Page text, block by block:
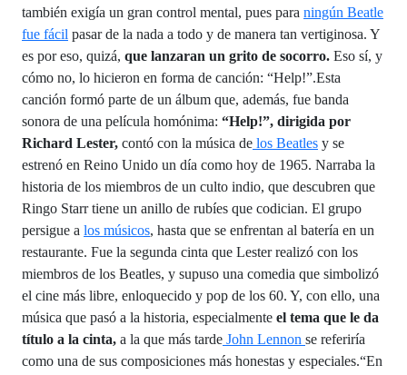
también exigía un gran control mental, pues para ningún Beatle
fue fácil pasar de la nada a todo y de manera tan vertiginosa. Y
es por eso, quizá, que lanzaran un grito de socorro. Eso sí, y
cómo no, lo hicieron en forma de canción: “Help!”.Esta
canción formó parte de un álbum que, además, fue banda
sonora de una película homónima: “Help!”, dirigida por
Richard Lester, contó con la música de los Beatles y se
estrenó en Reino Unido un día como hoy de 1965. Narraba la
historia de los miembros de un culto indio, que descubren que
Ringo Starr tiene un anillo de rubíes que codician. El grupo
persigue a los músicos, hasta que se enfrentan al batería en un
restaurante. Fue la segunda cinta que Lester realizó con los
miembros de los Beatles, y supuso una comedia que simbolizó
el cine más libre, enloquecido y pop de los 60. Y, con ello, una
música que pasó a la historia, especialmente el tema que le da
título a la cinta, a la que más tarde John Lennon se referiría
como una de sus composiciones más honestas y especiales.“En